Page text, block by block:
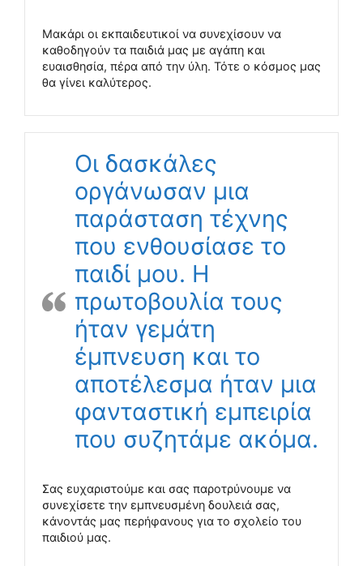
Μακάρι οι εκπαιδευτικοί να συνεχίσουν να
καθοδηγούν τα παιδιά μας με αγάπη και
ευαισθησία, πέρα από την ύλη. Τότε ο κόσμος μας
θα γίνει καλύτερος.
Οι δασκάλες
οργάνωσαν μια
παράσταση τέχνης
που ενθουσίασε το
παιδί μου. Η
πρωτοβουλία τους
ήταν γεμάτη
έμπνευση και το
αποτέλεσμα ήταν μια
φανταστική εμπειρία
που συζητάμε ακόμα.
Σας ευχαριστούμε και σας παροτρύνουμε να
συνεχίσετε την εμπνευσμένη δουλειά σας,
κάνοντάς μας περήφανους για το σχολείο του
παιδιού μας.